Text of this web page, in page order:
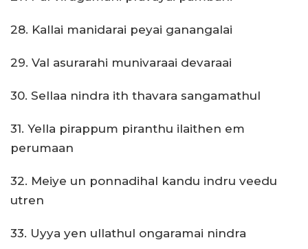
28. Kallai manidarai peyai ganangalai
29. Val asurarahi munivaraai devaraai
30. Sellaa nindra ith thavara sangamathul
31. Yella pirappum piranthu ilaithen em
perumaan
32. Meiye un ponnadihal kandu indru veedu
utren
33. Uyya yen ullathul ongaramai nindra